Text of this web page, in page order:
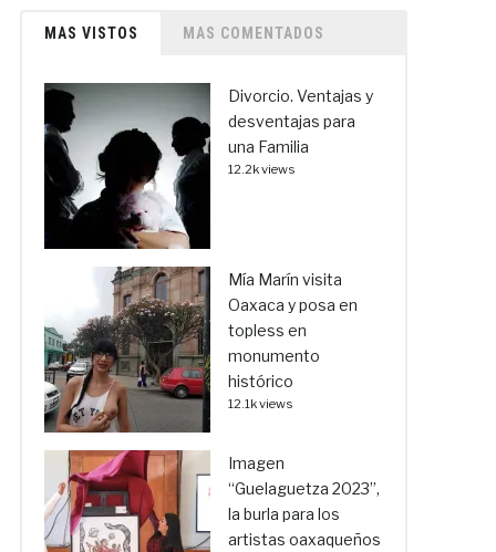
MAS VISTOS MAS COMENTADOS
Divorcio. Ventajas y
desventajas para
una Familia
12.2k views
Mía Marín visita
Oaxaca y posa en
topless en
monumento
histórico
12.1k views
Imagen
“Guelaguetza 2023”,
la burla para los
artistas oaxaqueños